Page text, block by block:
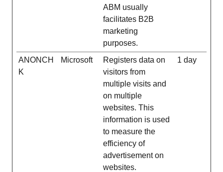
ABM usually
facilitates B2B
marketing
purposes.
ANONCH
K
Microsoft
Registers data on
visitors from
multiple visits and
on multiple
websites. This
information is used
to measure the
efficiency of
advertisement on
websites.
1 day